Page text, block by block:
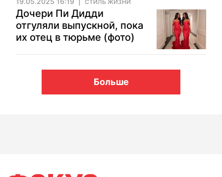
СТИЛЬ ЖИЗНИ
Дочери Пи Дидди
отгуляли выпускной, пока
их отец в тюрьме (фото)
Больше